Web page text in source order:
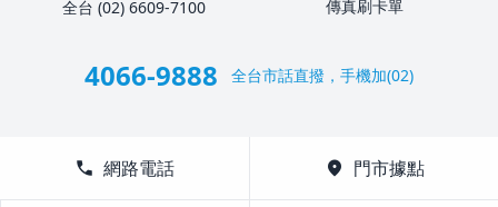
全台 (02) 6609-7100
傳真刷卡單
4066-9888 全台市話直撥，手機加(02)
call 網路電話 location_on 門市據點